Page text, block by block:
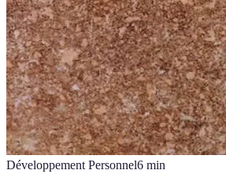
Développement Personnel6 min